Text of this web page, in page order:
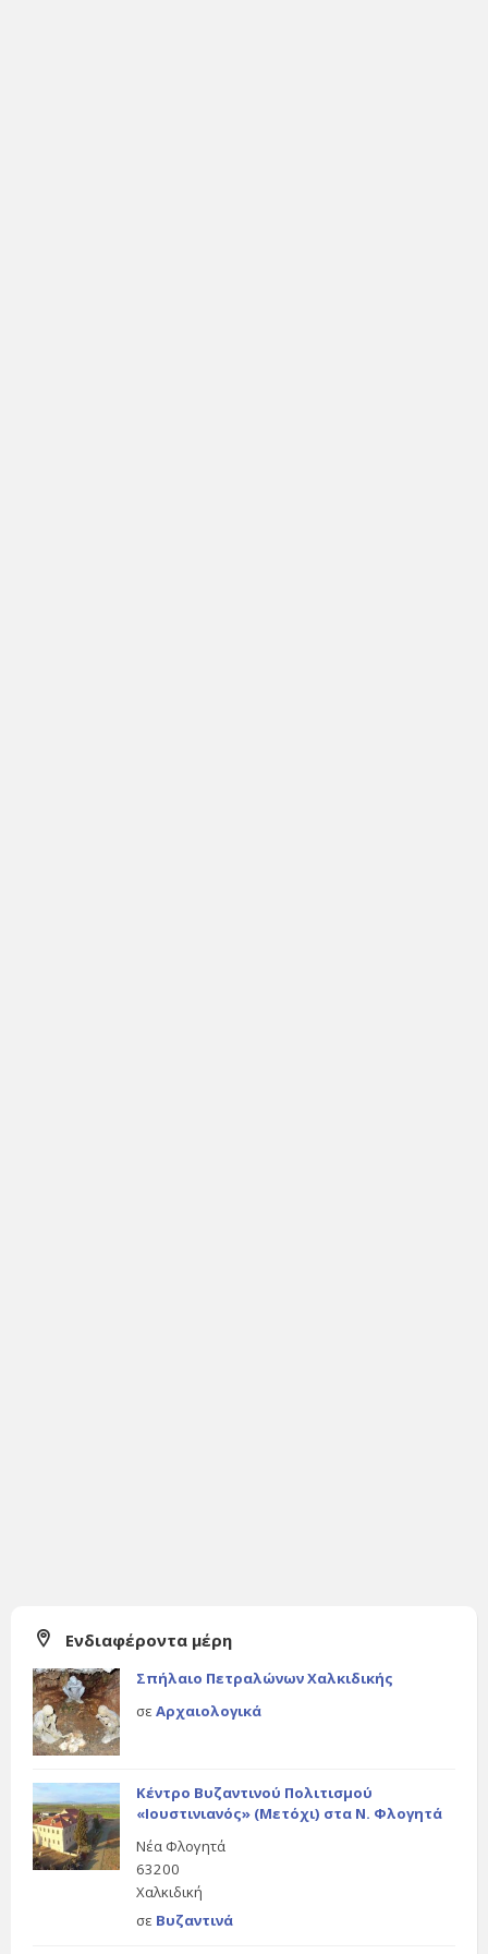
Ενδιαφέροντα μέρη
Σπήλαιο Πετραλώνων Χαλκιδικής
σε Αρχαιολογικά
Κέντρο Βυζαντινού Πολιτισμού
«Ιουστινιανός» (Μετόχι) στα Ν. Φλογητά
Νέα Φλογητά
63200
Χαλκιδική
σε Βυζαντινά